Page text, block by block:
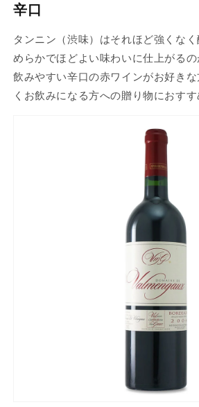
辛口
タンニン（渋味）はそれほど強くな
めらかでほどよい味わいに仕上がるの
飲みやすい辛口の赤ワインがお好き
くお飲みになる方への贈り物におすす